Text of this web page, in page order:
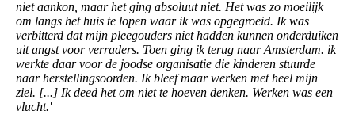
niet aankon, maar het ging absoluut niet. Het was zo moeilijk
om langs het huis te lopen waar ik was opgegroeid. Ik was
verbitterd dat mijn pleegouders niet hadden kunnen onderduiken
uit angst voor verraders. Toen ging ik terug naar Amsterdam. ik
werkte daar voor de joodse organisatie die kinderen stuurde
naar herstellingsoorden. Ik bleef maar werken met heel mijn
ziel. [...] Ik deed het om niet te hoeven denken. Werken was een
vlucht.'